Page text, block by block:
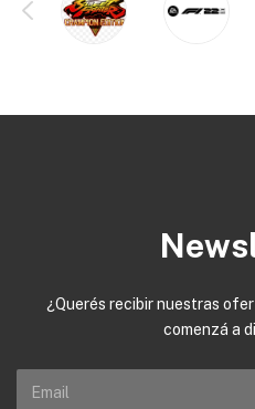
¿Querés recibir nuestras
comenzá a